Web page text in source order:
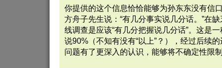
你提供的这个信息恰恰能够为孙东东没有信
方舟子先生说：“有几分事实说几分话。”在
线调查是应该“有几分把握说几分话”。这是
说90%（不知有没有“以上”？），经过后续
问题有了更深入的认识，能够将不确定性限